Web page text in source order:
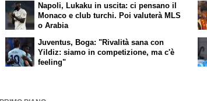
Napoli, Lukaku in uscita: ci pensano il
Monaco e club turchi. Poi valuterà MLS
o Arabia
Juventus, Boga: "Rivalità sana con
Yildiz: siamo in competizione, ma c'è
feeling"